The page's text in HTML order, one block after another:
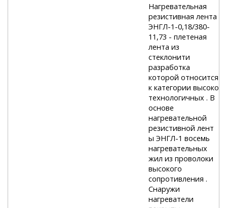
Нагревательная
резистивная лента
ЭНГЛ-1-0,18/380-
11,73 - плетеная
лента из
стеклонити
разработка
которой относится
к категории высоко
технологичных . В
основе
нагревательной
резистивной лент
ы ЭНГЛ-1 восемь
нагревательных
жил из проволоки
высокого
сопротивления .
Снаружи
нагреватели